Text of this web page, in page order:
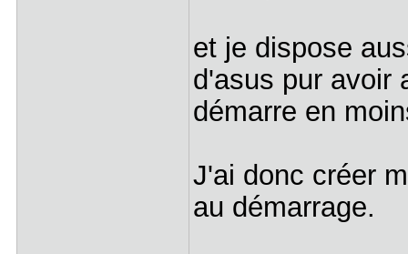
et je dispose
d'asus pur avoir
démarre en
J'ai donc créer
au démarrage.